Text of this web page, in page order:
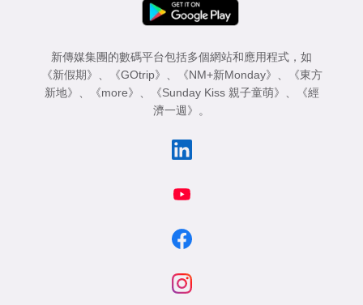
新傳媒集團的數碼平台包括多個網站和應用程式，如
《新假期》
《GOtrip》 《NM+新Monday》
《東方
新地》
《more》 《Sunday Kiss 親子童萌》
《經
濟一週》
。